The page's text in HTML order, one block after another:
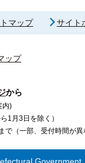
マップ サイト
ップ
から
内)
1月3日を除く）
（一部、受付時間が異
Government.